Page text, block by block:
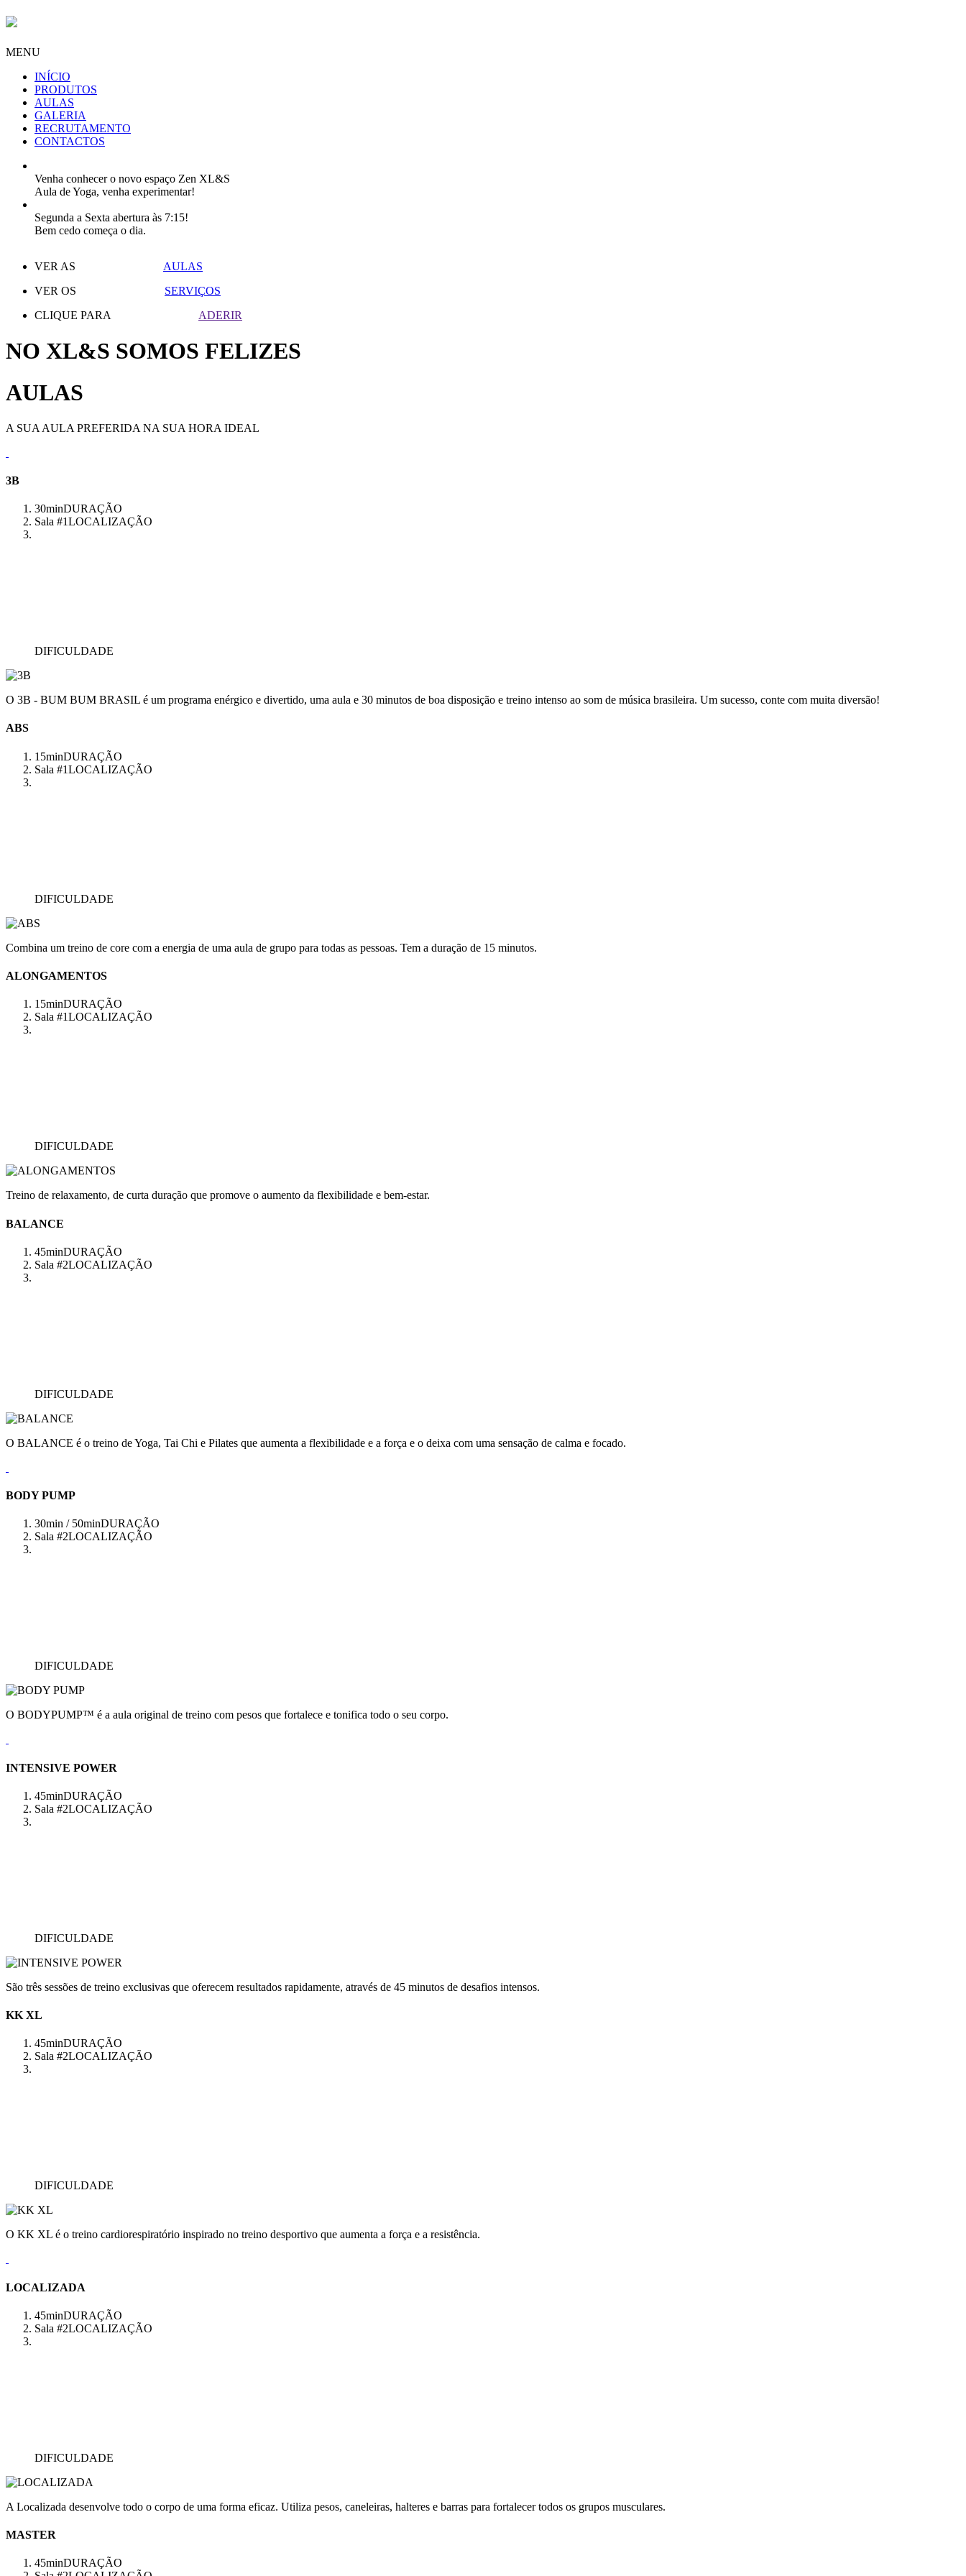
MENU
INÍCIO
PRODUTOS
AULAS
GALERIA
RECRUTAMENTO
CONTACTOS
Venha conhecer o novo espaço Zen XL&S
Aula de Yoga, venha experimentar!
Segunda a Sexta abertura às 7:15!
Bem cedo começa o dia.
VER AS
AULAS
VER OS
SERVIÇOS
CLIQUE PARA
ADERIR
NO XL&S SOMOS FELIZES
AULAS
A SUA AULA PREFERIDA NA SUA HORA IDEAL
3B
30minDURAÇÃO
Sala #1LOCALIZAÇÃO
DIFICULDADE
O 3B - BUM BUM BRASIL é um programa enérgico e divertido, uma aula e 30 minutos de boa disposição e treino intenso ao som de música brasileira. Um sucesso, conte com muita diversão!
ABS
15minDURAÇÃO
Sala #1LOCALIZAÇÃO
DIFICULDADE
Combina um treino de core com a energia de uma aula de grupo para todas as pessoas. Tem a duração de 15 minutos.
ALONGAMENTOS
15minDURAÇÃO
Sala #1LOCALIZAÇÃO
DIFICULDADE
Treino de relaxamento, de curta duração que promove o aumento da flexibilidade e bem-estar.
BALANCE
45minDURAÇÃO
Sala #2LOCALIZAÇÃO
DIFICULDADE
O BALANCE é o treino de Yoga, Tai Chi e Pilates que aumenta a flexibilidade e a força e o deixa com uma sensação de calma e focado.
BODY PUMP
30min / 50minDURAÇÃO
Sala #2LOCALIZAÇÃO
DIFICULDADE
O BODYPUMP™ é a aula original de treino com pesos que fortalece e tonifica todo o seu corpo.
INTENSIVE POWER
45minDURAÇÃO
Sala #2LOCALIZAÇÃO
DIFICULDADE
São três sessões de treino exclusivas que oferecem resultados rapidamente, através de 45 minutos de desafios intensos.
KK XL
45minDURAÇÃO
Sala #2LOCALIZAÇÃO
DIFICULDADE
O KK XL é o treino cardiorespiratório inspirado no treino desportivo que aumenta a força e a resistência.
LOCALIZADA
45minDURAÇÃO
Sala #2LOCALIZAÇÃO
DIFICULDADE
A Localizada desenvolve todo o corpo de uma forma eficaz. Utiliza pesos, caneleiras, halteres e barras para fortalecer todos os grupos musculares.
MASTER
45minDURAÇÃO